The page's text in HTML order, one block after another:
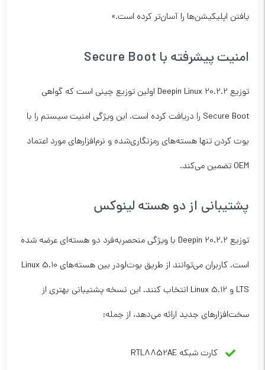
یافتن اپلیکیشن‌ها را آسان‌تر کرده است.»
امنیت پیشرفته با Secure Boot
توزیع Deepin Linux 20.2.2 اولین توزیع چینی است که گواهی
Secure Boot را دریافت کرده است. این ویژگی امنیت سیستم را با
بوت کردن تنها هسته‌های رمزنگاری‌شده و نرم‌افزارهای مورد اعتماد
OEM تضمین می‌کند.
پشتیبانی از دو هسته لینوکس
توزیع Deepin 20.2.2 با ویژگی منحصربه‌فرد دو هسته‌ای عرضه شده
است. کاربران می‌توانند از طریق بوت‌لودر بین هسته‌های Linux 5.10
LTS و Linux 5.12 انتخاب کنند. این نسخه پشتیبانی بهتری از
سخت‌افزارهای جدید ارائه می‌دهد، از جمله:
کارت شبکه RTL8852AE